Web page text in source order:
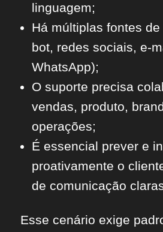
linguagem;
Há múltiplas fontes
bot, redes sociais, e-
WhatsApp);
O suporte precisa
vendas, produto,
operações;
É essencial prever e
proativamente o
de comunicação
Esse cenário exige